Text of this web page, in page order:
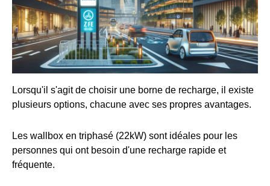
Lorsqu'il s'agit de choisir une borne de recharge, il existe
plusieurs options, chacune avec ses propres avantages.
Les wallbox en triphasé (22kW) sont idéales pour les
personnes qui ont besoin d'une recharge rapide et
fréquente.